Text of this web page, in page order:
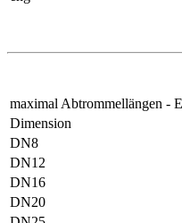
maximal Abtrommellängen -
Dimension
DN8
DN12
DN16
DN20